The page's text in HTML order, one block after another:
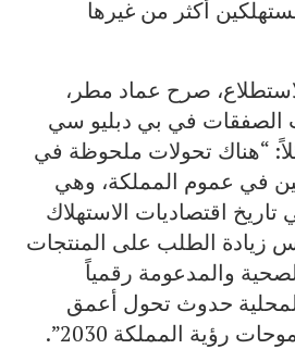
أكثر من غيرها
صرح عماد مطر،
الصفقات في بي دبليو سي
“هناك تحولات ملحوظة في
في عموم المملكة، وهي
اقتصاديات الاستهلاك
زيادة الطلب على المنتجات
والمدعومة رقمياً
المحلية حدوث تحول أعمق
رؤية المملكة 2030”.